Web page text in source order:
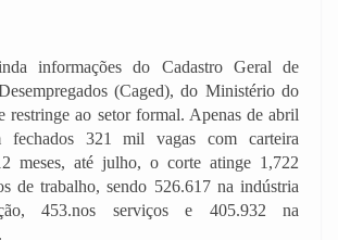
informações do Cadastro Geral de
(Caged), do Ministério do
restringe ao setor formal. Apenas de abril
321 mil vagas com carteira
meses, até julho, o corte atinge 1,722
de trabalho, sendo 526.617 na indústria
453.nos serviços e 405.932 na